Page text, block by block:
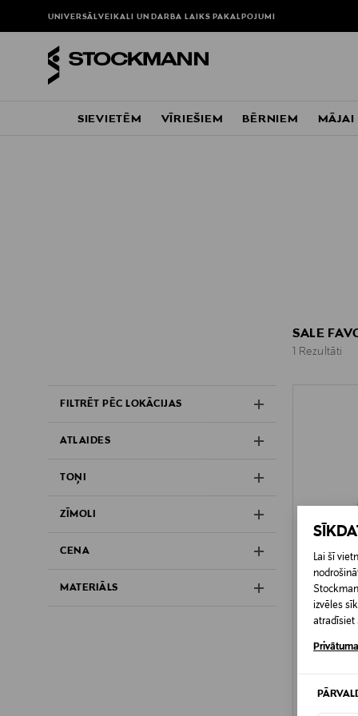
Lai šī
izvēles
atradīsiet
UNIVERSĀLVEIKALI UN DARBA LAIKSPAKALPOJUMI
SIEVIETĒM VĪRIEŠIEM BĒRNIEM MĀJAI
FILTRĒT PĒC LOKĀCIJAS
ATLAIDES
TOŅI
ZĪMOLI
CENA
MATERIĀLS
SALE
1 Rezultāti